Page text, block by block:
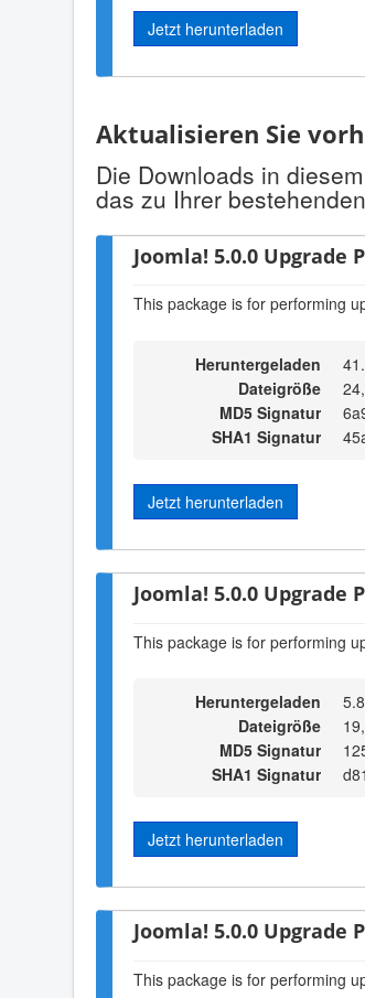
Jetzt herunterladen
Aktualisieren Sie
Die Downloads in
das zu Ihrer
Joomla! 5.0.0 Upgrade
This package is for performing
Heruntergeladen
Dateigröße
MD5 Signatur
SHA1 Signatur
Jetzt herunterladen
Joomla! 5.0.0 Upgrade
This package is for performing
Heruntergeladen
Dateigröße
MD5 Signatur
SHA1 Signatur
Jetzt herunterladen
Joomla! 5.0.0 Upgrade
This package is for performing